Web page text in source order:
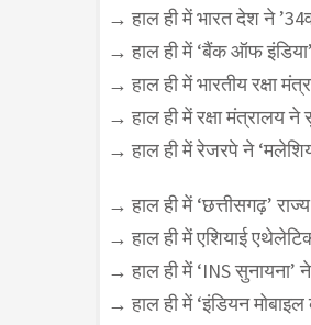
→ हाल ही में भारत देश ने
→ हाल ही में ‘बैंक ऑफ
→ हाल ही में भारतीय रक्षा
→ हाल ही में रक्षा मंत्रालय
→ हाल ही में रेजरपे ने
→ हाल ही में ‘छत्तीसगढ़’
→ हाल ही में एशियाई
→ हाल ही में ‘INS सुनायना’
→ हाल ही में ‘इंडियन